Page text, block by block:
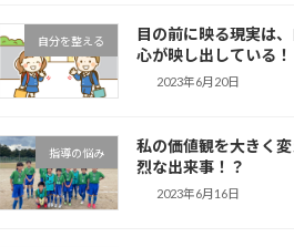
自分を整える
目の前に映る現実は
心が映し出している！
2023年6月20日
指導の悩み
私の価値観を大きく
烈な出来事！？
2023年6月16日